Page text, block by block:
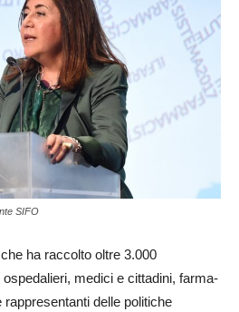
SIFO
ha raccolto oltre 3.000
medici e cittadini, farma-
delle politiche